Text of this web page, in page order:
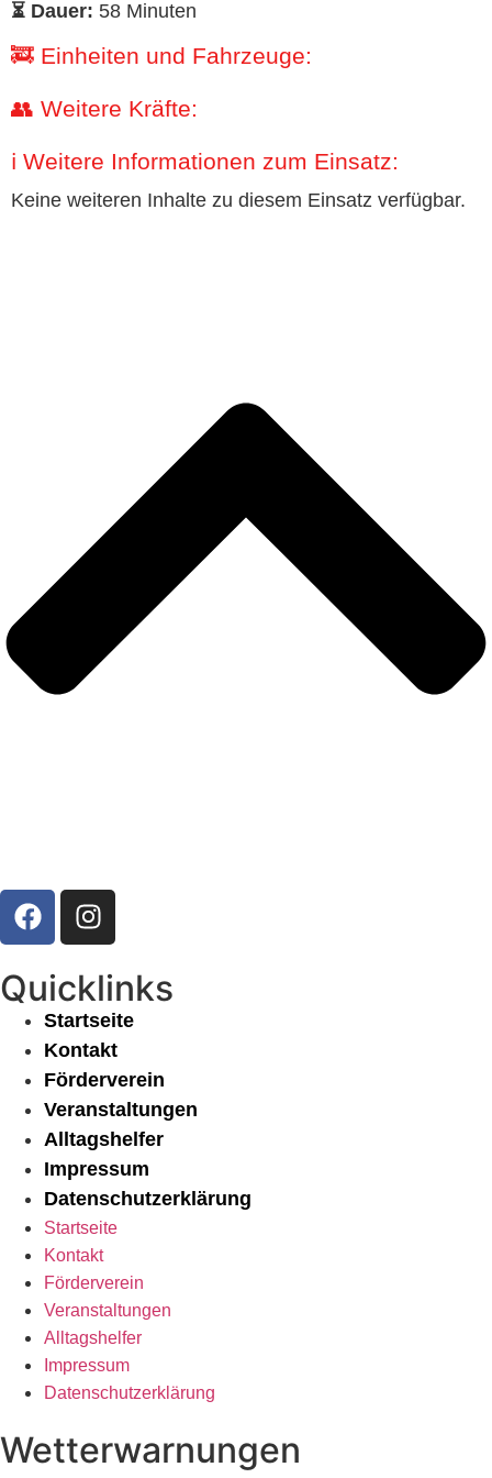
⏳ Dauer: 58 Minuten
🚒 Einheiten und Fahrzeuge:
👥 Weitere Kräfte:
ℹ️ Weitere Informationen zum Einsatz:
Keine weiteren Inhalte zu diesem Einsatz verfügbar.
Quicklinks
Startseite
Kontakt
Förderverein
Veranstaltungen
Alltagshelfer
Impressum
Datenschutzerklärung
Startseite
Kontakt
Förderverein
Veranstaltungen
Alltagshelfer
Impressum
Datenschutzerklärung
Wetterwarnungen